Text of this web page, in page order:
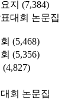
지 (7,384)
대회 논문집
(5,468)
(5,356)
(4,827)
회 논문집